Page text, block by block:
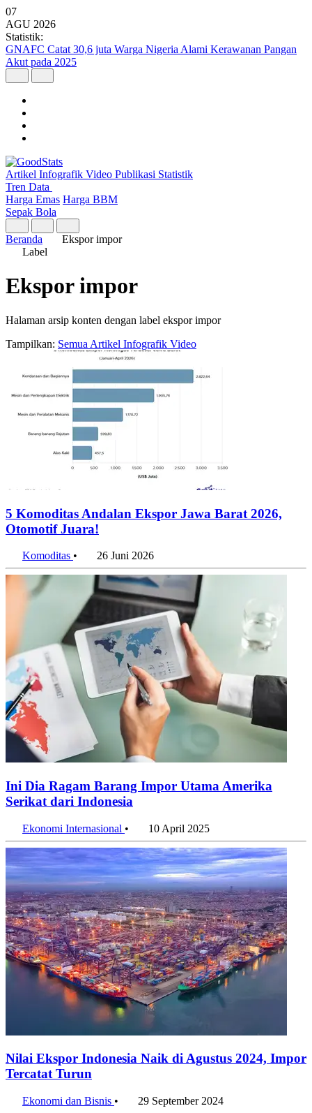
07
AGU 2026
Statistik:
GNAFC Catat 30,6 juta Warga Nigeria Alami Kerawanan Pangan
Akut pada 2025
Artikel Infografik Video Publikasi Statistik
Tren Data
Harga Emas Harga BBM
Sepak Bola
Beranda
Ekspor impor
Label
Ekspor impor
Halaman arsip konten dengan label ekspor impor
Tampilkan: Semua Artikel Infografik Video
5 Komoditas Andalan Ekspor Jawa Barat 2026,
Otomotif Juara!
Komoditas • 26 Juni 2026
Ini Dia Ragam Barang Impor Utama Amerika
Serikat dari Indonesia
Ekonomi Internasional • 10 April 2025
Nilai Ekspor Indonesia Naik di Agustus 2024, Impor
Tercatat Turun
Ekonomi dan Bisnis • 29 September 2024